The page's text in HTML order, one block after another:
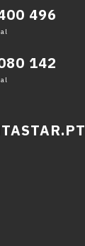
496
142